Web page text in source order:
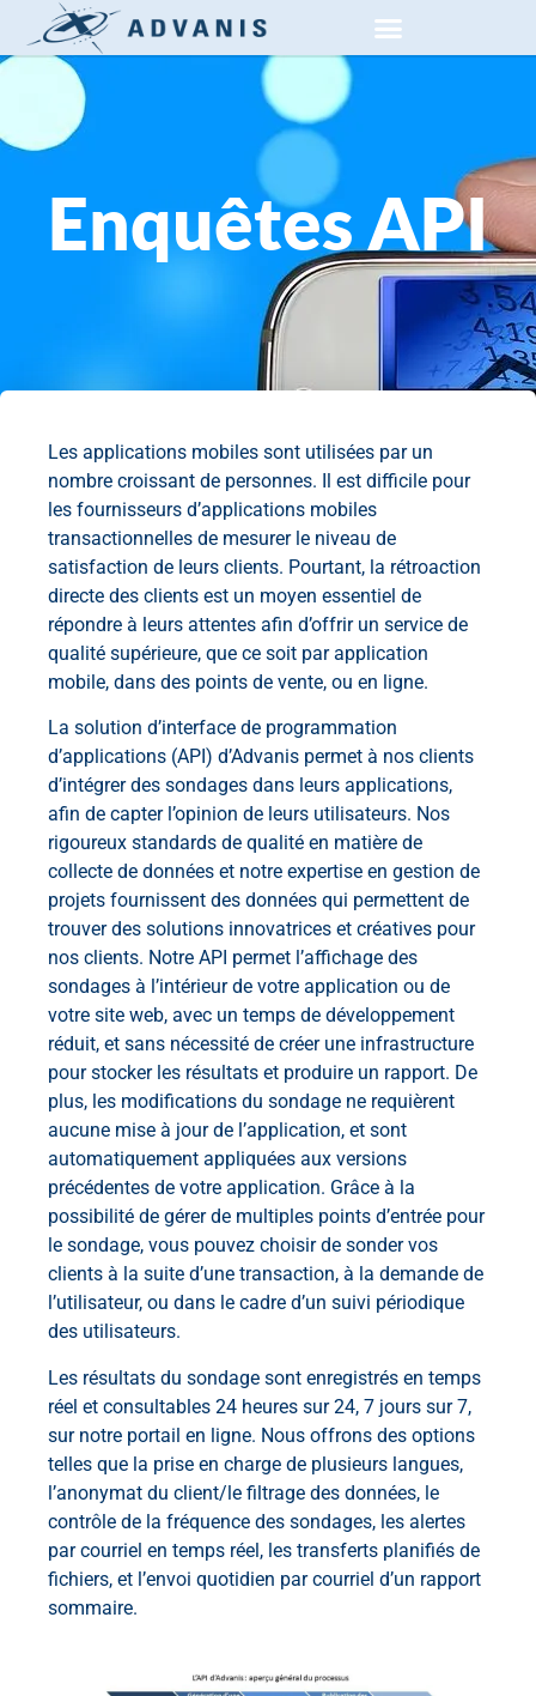
Enquêtes API
Les applications mobiles sont utilisées par un
nombre croissant de personnes. Il est difficile pour
les fournisseurs d’applications mobiles
transactionnelles de mesurer le niveau de
satisfaction de leurs clients. Pourtant, la rétroaction
directe des clients est un moyen essentiel de
répondre à leurs attentes afin d’offrir un service de
qualité supérieure, que ce soit par application
mobile, dans des points de vente, ou en ligne.
La solution d’interface de programmation
d’applications (API) d’Advanis permet à nos clients
d’intégrer des sondages dans leurs applications,
afin de capter l’opinion de leurs utilisateurs. Nos
rigoureux standards de qualité en matière de
collecte de données et notre expertise en gestion de
projets fournissent des données qui permettent de
trouver des solutions innovatrices et créatives pour
nos clients. Notre API permet l’affichage des
sondages à l’intérieur de votre application ou de
votre site web, avec un temps de développement
réduit, et sans nécessité de créer une infrastructure
pour stocker les résultats et produire un rapport. De
plus, les modifications du sondage ne requièrent
aucune mise à jour de l’application, et sont
automatiquement appliquées aux versions
précédentes de votre application. Grâce à la
possibilité de gérer de multiples points d’entrée pour
le sondage, vous pouvez choisir de sonder vos
clients à la suite d’une transaction, à la demande de
l’utilisateur, ou dans le cadre d’un suivi périodique
des utilisateurs.
Les résultats du sondage sont enregistrés en temps
réel et consultables 24 heures sur 24, 7 jours sur 7,
sur notre portail en ligne. Nous offrons des options
telles que la prise en charge de plusieurs langues,
l’anonymat du client/le filtrage des données, le
contrôle de la fréquence des sondages, les alertes
par courriel en temps réel, les transferts planifiés de
fichiers, et l’envoi quotidien par courriel d’un rapport
sommaire.